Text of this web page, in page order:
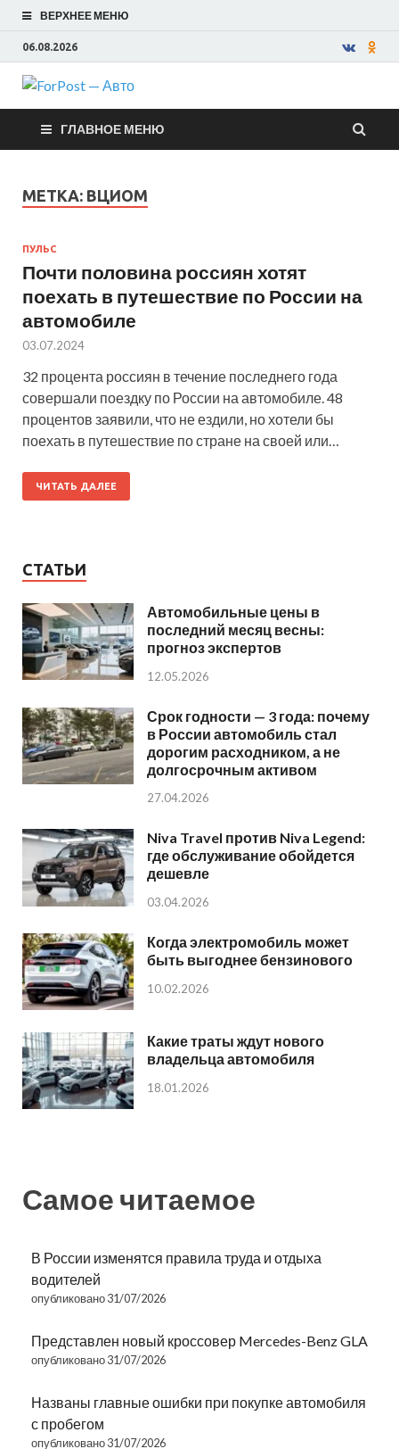
ВЕРХНЕЕ МЕНЮ
06.08.2026
ForPost —
Авто
ГЛАВНОЕ МЕНЮ
МЕТКА: ВЦИОМ
ПУЛЬС
Почти половина россиян хотят
поехать в путешествие по России на
автомобиле
03.07.2024
32 процента россиян в течение последнего года
совершали поездку по России на автомобиле. 48
процентов заявили, что не ездили, но хотели бы
поехать в путешествие по стране на своей или…
ЧИТАТЬ ДАЛЕЕ
СТАТЬИ
Автомобильные цены в
последний месяц весны:
прогноз экспертов
12.05.2026
Срок годности — 3 года: почему
в России автомобиль стал
дорогим расходником, а не
долгосрочным активом
27.04.2026
Niva Travel против Niva Legend:
где обслуживание обойдется
дешевле
03.04.2026
Когда электромобиль может
быть выгоднее бензинового
10.02.2026
Какие траты ждут нового
владельца автомобиля
18.01.2026
Самое читаемое
В России изменятся правила труда и отдыха
водителей
опубликовано 31/07/2026
Представлен новый кроссовер Mercedes-Benz GLA
опубликовано 31/07/2026
Названы главные ошибки при покупке автомобиля
с пробегом
опубликовано 31/07/2026